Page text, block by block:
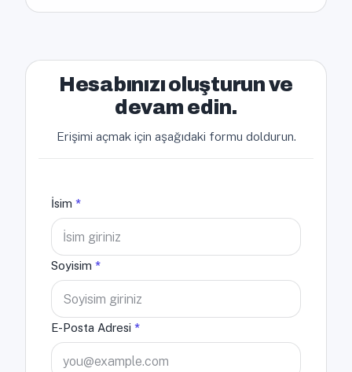
Hesabınızı oluşturun ve
devam edin.
Erişimi açmak için aşağıdaki formu doldurun.
İsim *
Soyisim *
E-Posta Adresi *